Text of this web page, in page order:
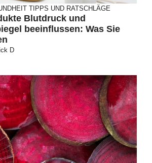
TIPPS UND RATSCHLÄGE
Blutdruck und
beeinflussen: Was Sie
D